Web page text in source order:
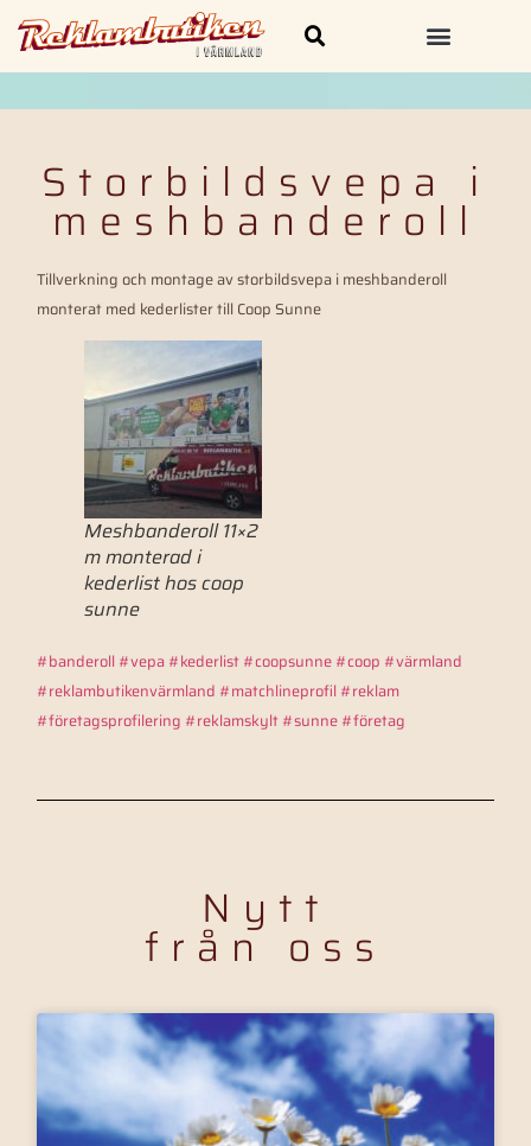
Storbildsvepa i
meshbanderoll
Tillverkning och montage av storbildsvepa i meshbanderoll
monterat med kederlister till Coop Sunne
Meshbanderoll 11×2
m monterad i
kederlist hos coop
sunne
#banderoll#vepa#kederlist#coopsunne#coop #värmland
#reklambutikenvärmland #matchlineprofil#reklam
#företagsprofilering #reklamskylt#sunne#företag
Nytt
från oss